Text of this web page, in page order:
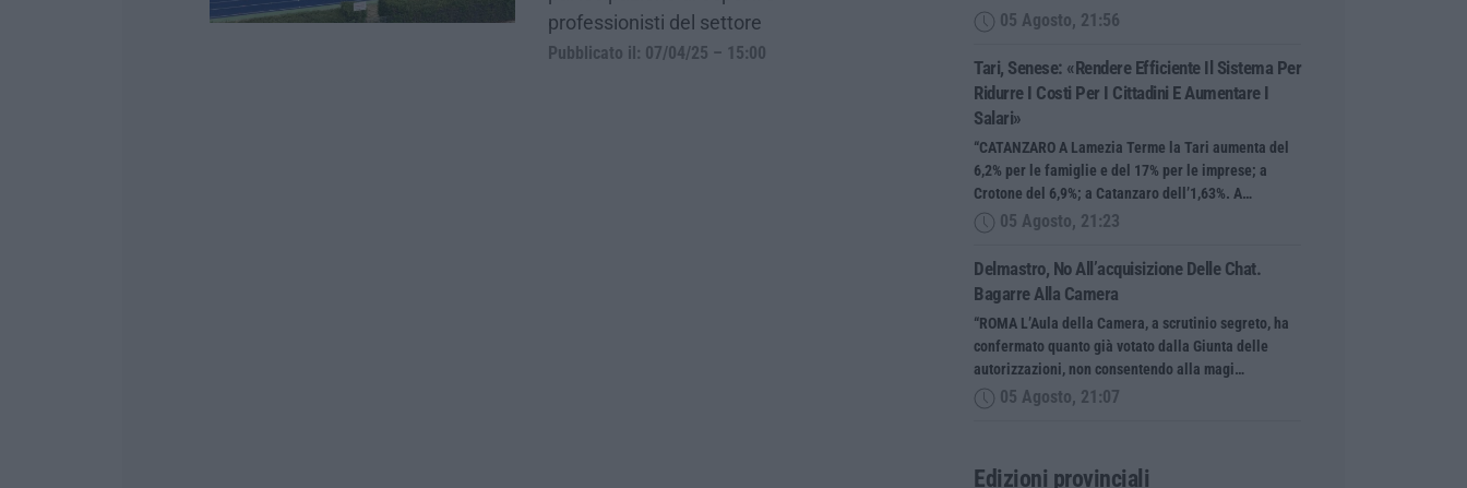
professionisti del settore
Pubblicato il: 07/04/25 – 15:00
05 Agosto, 21:56
Tari, Senese: «Rendere Efficiente Il Sistema Per
Ridurre I Costi Per I Cittadini E Aumentare I
Salari»
“CATANZARO A Lamezia Terme la Tari aumenta del
6,2% per le famiglie e del 17% per le imprese; a
Crotone del 6,9%; a Catanzaro dell’1,63%. A…
05 Agosto, 21:23
Delmastro, No All’acquisizione Delle Chat.
Bagarre Alla Camera
“ROMA L’Aula della Camera, a scrutinio segreto, ha
confermato quanto già votato dalla Giunta delle
autorizzazioni, non consentendo alla magi…
05 Agosto, 21:07
Edizioni provinciali